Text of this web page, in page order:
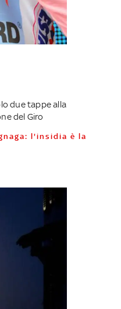
due tappe alla
del Giro